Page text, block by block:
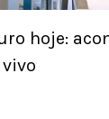
hoje: